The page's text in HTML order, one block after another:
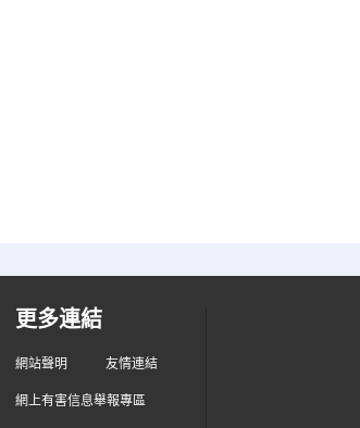
更多連結
網站聲明 友情連結
網上有害信息舉報專區